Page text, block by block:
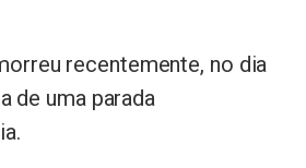
recentemente, no dia
de uma parada